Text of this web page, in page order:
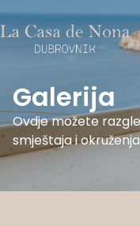
Galerija
Ovdje možete
smještaja i